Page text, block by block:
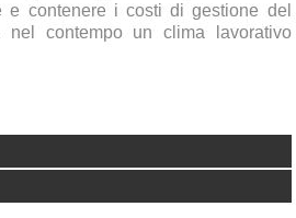
e contenere i costi di gestione del
nel contempo un clima lavorativo